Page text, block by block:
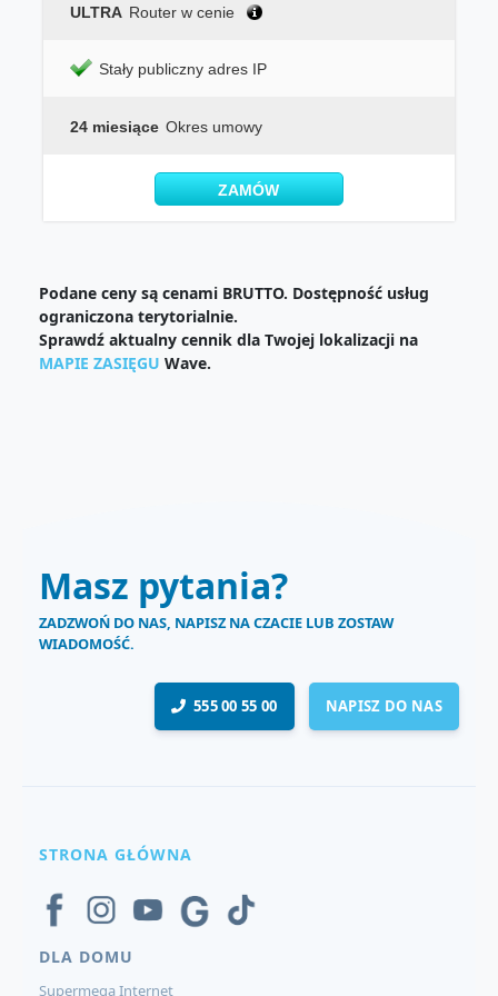
ULTRA Router w cenie
Stały publiczny adres IP
24 miesiące Okres umowy
ZAMÓW
Podane ceny są cenami BRUTTO. Dostępność usług
ograniczona terytorialnie.
Sprawdź aktualny cennik dla Twojej lokalizacji na
MAPIE ZASIĘGU Wave.
Masz pytania?
ZADZWOŃ DO NAS, NAPISZ NA CZACIE LUB ZOSTAW
WIADOMOŚĆ.
555 00 55 00 NAPISZ DO NAS
STRONA GŁÓWNA
DLA DOMU
Supermega Internet